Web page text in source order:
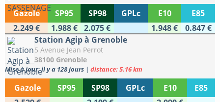
Gazole SP95 SP98 GPLc E10
E85
2.249 €
1.988 € 2.075 € 1.948 €
0.847 €
Station Agip à Grenoble
5 Avenue Jean Perrot
38100 Grenoble
Mise à jour: il y a 128 jours | distance: 5.16 km
Gazole SP95 SP98 GPLc E10
E85